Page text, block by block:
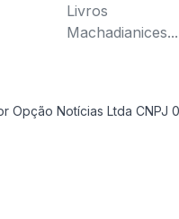
Livros
Machadianices...
Opção Notícias Ltda CNPJ